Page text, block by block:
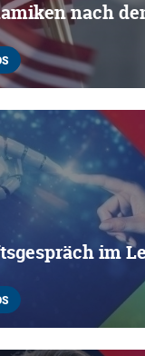
nach
im